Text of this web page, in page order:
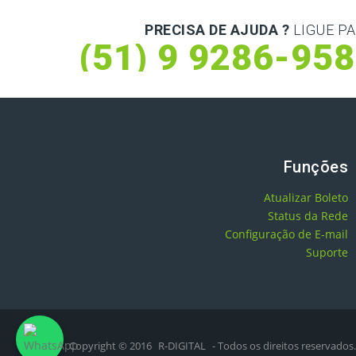
PRECISA DE AJUDA ? LIGUE
(51) 9 9286-
Funções
Atualizar Boleto
Status da Rede
Configuração de E-mail
Suporte
Copyright © 2016 R-DIGITAL - Todos os direitos reservados.